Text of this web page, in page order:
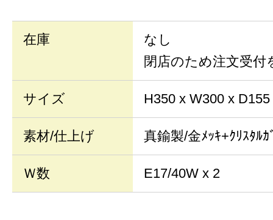
在庫
なし
閉店のため注文受付
サイズ H350 x W300 x D155
素材/仕上げ 真鍮製/金ﾒｯｷ+ｸﾘｽﾀﾙｶ
Ｗ数 E17/40W x 2